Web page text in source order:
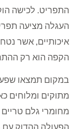
התפריט. לכישה
העגלה מציעה
איכותיים, אשר
הקפה הוא רק
במקום תמצאו שפע
מתוקים ומלוחים
מחומרי גלם